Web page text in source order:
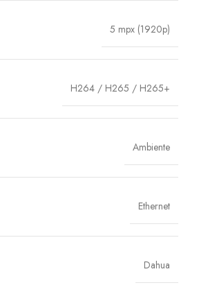
5 mpx (1920p)
H264 / H265 / H265+
Ambiente
Ethernet
Dahua